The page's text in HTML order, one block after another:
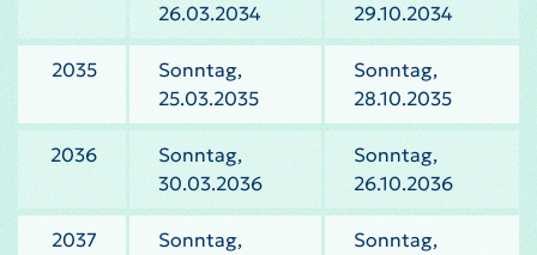
26.03.2034
29.10.2034
2035
Sonntag,
25.03.2035
Sonntag,
28.10.2035
2036
Sonntag,
30.03.2036
Sonntag,
26.10.2036
2037
Sonntag,
Sonntag,